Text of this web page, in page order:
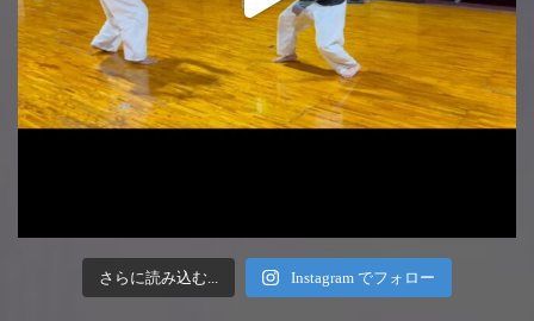
さらに読み込む... Instagram でフォロー